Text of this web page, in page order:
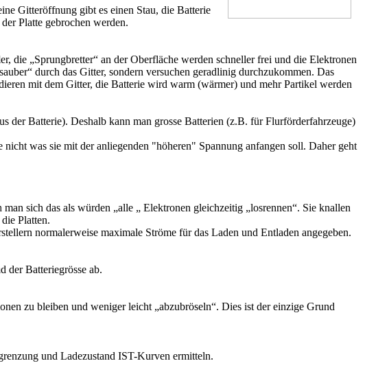
Gitteröffnung gibt es einen Stau, die Batterie
Platte gebrochen werden.
die „Sprungbretter“ an der Oberfläche werden schneller frei und die Elektronen
durch das Gitter, sondern versuchen geradlinig durchzukommen. Das
mit dem Gitter, die Batterie wird warm (wärmer) und mehr Partikel werden
der Batterie). Deshalb kann man grosse Batterien (z.B. für Flurförderfahrzeuge)
was sie mit der anliegenden "höheren" Spannung anfangen soll. Daher geht
sich das als würden „alle „ Elektronen gleichzeitig „losrennen“. Sie knallen
Platten.
normalerweise maximale Ströme für das Laden und Entladen angegeben.
der Batteriegrösse ab.
zu bleiben und weniger leicht „abzubröseln“. Dies ist der einzige Grund
und Ladezustand IST-Kurven ermitteln.